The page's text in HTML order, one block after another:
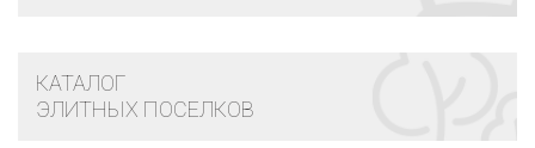
КАТАЛОГ
ЭЛИТНЫХ ПОСЕЛКОВ